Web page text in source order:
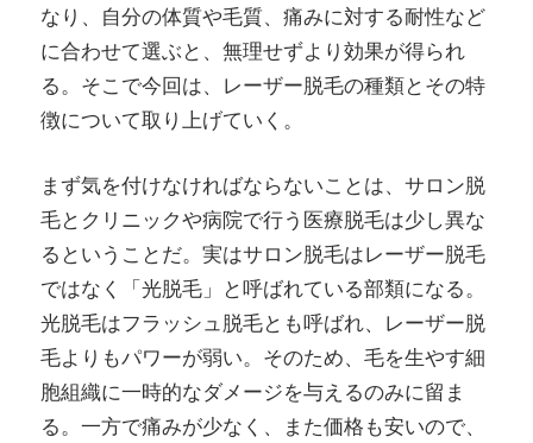
なり、自分の体質や毛質、痛みに対する耐性など
に合わせて選ぶと、無理せずより効果が得られ
る。そこで今回は、レーザー脱毛の種類とその特
徴について取り上げていく。
まず気を付けなければならないことは、サロン脱
毛とクリニックや病院で行う医療脱毛は少し異な
るということだ。実はサロン脱毛はレーザー脱毛
ではなく「光脱毛」と呼ばれている部類になる。
光脱毛はフラッシュ脱毛とも呼ばれ、レーザー脱
毛よりもパワーが弱い。そのため、毛を生やす細
胞組織に一時的なダメージを与えるのみに留ま
る。一方で痛みが少なく、また価格も安いので、